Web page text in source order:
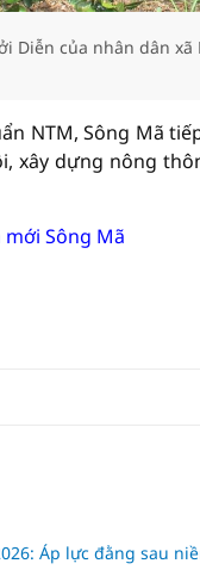
Diễn của nhân dân
NTM, Sông Mã
xây dựng nông
Sông Mã
Áp lực đằng sau